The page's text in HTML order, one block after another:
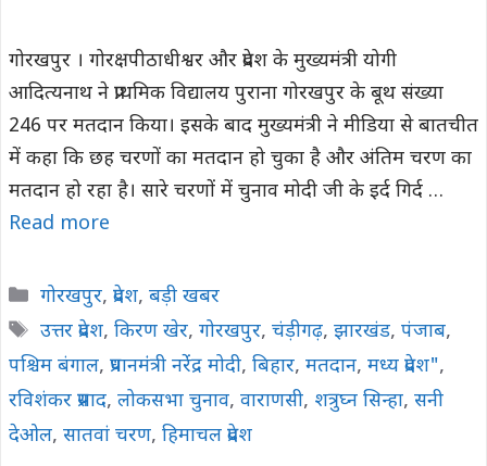
गोरखपुर । गोरक्षपीठाधीश्वर और प्रदेश के मुख्यमंत्री योगी
आदित्यनाथ ने प्राथमिक विद्यालय पुराना गोरखपुर के बूथ संख्या
246 पर मतदान किया। इसके बाद मुख्यमंत्री ने मीडिया से बातचीत
में कहा कि छह चरणों का मतदान हो चुका है और अंतिम चरण का
मतदान हो रहा है। सारे चरणों में चुनाव मोदी जी के इर्द गिर्द …
Read more
Categories
गोरखपुर, प्रदेश, बड़ी खबर
Tags
उत्तर प्रदेश, किरण खेर, गोरखपुर, चंड़ीगढ़, झारखंड, पंजाब,
पश्चिम बंगाल, प्रधानमंंत्री नरेंंद्र मोदी, बिहार, मतदान, मध्य प्रदेश",
रविशंकर प्रसाद, लोकसभा चुनाव, वाराणसी, शत्रुघ्न सिन्हा, सनी
देओल, सातवां चरण, हिमाचल प्रदेश